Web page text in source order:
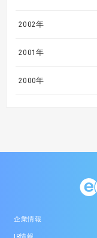
2002年
2001年
2000年
企業情報